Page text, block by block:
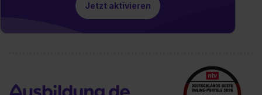
Jetzt aktivieren